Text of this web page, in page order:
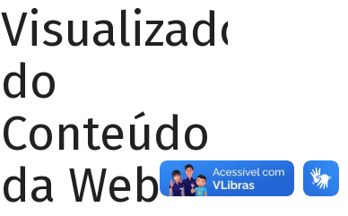
Visualizador
do
Conteúdo
da Web